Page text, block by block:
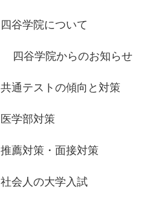
四谷学院について
四谷学院からのお知らせ
共通テストの傾向と対策
医学部対策
推薦対策・面接対策
社会人の大学入試